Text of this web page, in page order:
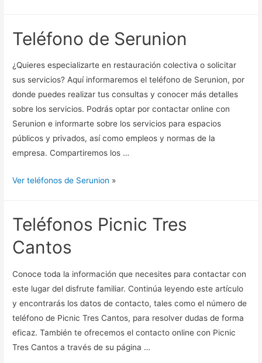
Teléfono de Serunion
¿Quieres especializarte en restauración colectiva o solicitar
sus servicios? Aquí informaremos el teléfono de Serunion, por
donde puedes realizar tus consultas y conocer más detalles
sobre los servicios. Podrás optar por contactar online con
Serunion e informarte sobre los servicios para espacios
públicos y privados, así como empleos y normas de la
empresa. Compartiremos los …
Ver teléfonos de Serunion »
Teléfonos Picnic Tres
Cantos
Conoce toda la información que necesites para contactar con
este lugar del disfrute familiar. Continúa leyendo este artículo
y encontrarás los datos de contacto, tales como el número de
teléfono de Picnic Tres Cantos, para resolver dudas de forma
eficaz. También te ofrecemos el contacto online con Picnic
Tres Cantos a través de su página …